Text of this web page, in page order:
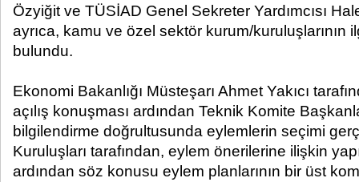
Özyiğit ve TÜSİAD Genel Sekreter Yardımcısı
ayrıca, kamu ve özel sektör kurum/kuruluşlarının
bulundu.
Ekonomi Bakanlığı Müsteşarı Ahmet Yakıcı
açılış konuşması ardından Teknik Komite
bilgilendirme doğrultusunda eylemlerin seçimi
Kuruluşları tarafından, eylem önerilerine ilişkin
ardından söz konusu eylem planlarının bir üst